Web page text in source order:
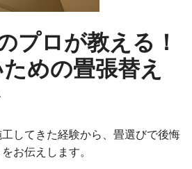
プロが教える！
めの畳張替え
してきた経験から、畳選びで後悔
お伝えします。